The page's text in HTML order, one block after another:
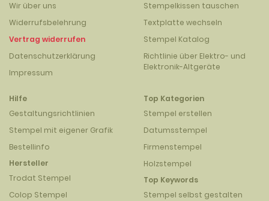
Wir über uns
Widerrufsbelehrung
Vertrag widerrufen
Datenschutzerklärung
Impressum
Stempelkissen tauschen
Textplatte wechseln
Stempel Katalog
Richtlinie über Elektro- und
Elektronik-Altgeräte
Hilfe
Gestaltungsrichtlinien
Stempel mit eigener Grafik
Bestellinfo
Hersteller
Trodat Stempel
Colop Stempel
Top Kategorien
Stempel erstellen
Datumsstempel
Firmenstempel
Holzstempel
Top Keywords
Stempel selbst gestalten